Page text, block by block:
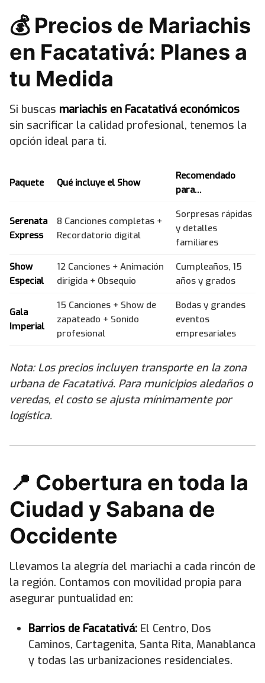
💰 Precios de Mariachis
en Facatativá: Planes a
tu Medida
Si buscas mariachis en Facatativá económicos
sin sacrificar la calidad profesional, tenemos la
opción ideal para ti.
Paquete Qué incluye el Show
Recomendado
para…
Serenata
Express
8 Canciones completas +
Recordatorio digital
Sorpresas rápidas
y detalles
familiares
Show
Especial
12 Canciones + Animación
dirigida + Obsequio
Cumpleaños, 15
años y grados
Gala
Imperial
15 Canciones + Show de
zapateado + Sonido
profesional
Bodas y grandes
eventos
empresariales
Nota: Los precios incluyen transporte en la zona
urbana de Facatativá. Para municipios aledaños o
veredas, el costo se ajusta mínimamente por
logística.
📍 Cobertura en toda la
Ciudad y Sabana de
Occidente
Llevamos la alegría del mariachi a cada rincón de
la región. Contamos con movilidad propia para
asegurar puntualidad en:
Barrios de Facatativá: El Centro, Dos
Caminos, Cartagenita, Santa Rita, Manablanca
y todas las urbanizaciones residenciales.